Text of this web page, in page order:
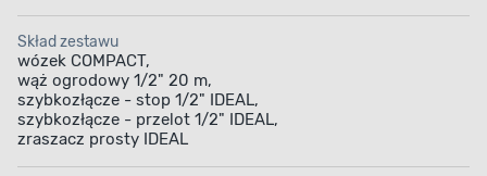
Skład zestawu
wózek COMPACT,
wąż ogrodowy 1/2" 20 m,
szybkozłącze - stop 1/2" IDEAL,
szybkozłącze - przelot 1/2" IDEAL,
zraszacz prosty IDEAL